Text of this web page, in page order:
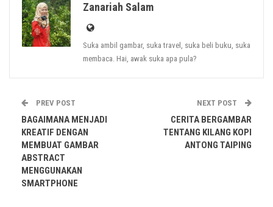
Membaca itu jambatan ilmu. Ungkapan yang kita sering dengar
ketika di sekolah. Namun, kenapa masih rasa malas membaca?
Tidak wujud negara maju sekiranya tiada
generasi muda yang bersahsiah mulia, berfikir
matang dan mempunyai ilmu pengetahuan
yang tinggi. Ciri-ciri ini tidak lain tidak bukan,
hanya lahir daripada tabiat membaca.
Zanariah Salam
Suka ambil gambar, suka travel, suka beli buku, suka
membaca. Hai, awak suka apa pula?
PREV POST
BAGAIMANA MENJADI
KREATIF DENGAN
MEMBUAT GAMBAR
ABSTRACT
MENGGUNAKAN
SMARTPHONE
NEXT POST
CERITA BERGAMBAR
TENTANG KILANG KOPI
ANTONG TAIPING